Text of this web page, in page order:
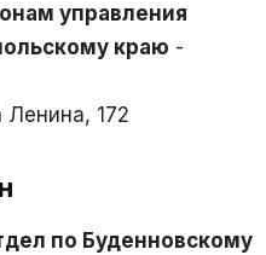
управления
краю -
Ленина, 172
по Буденновскому